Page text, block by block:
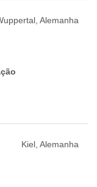
Alemanha
Kiel, Alemanha